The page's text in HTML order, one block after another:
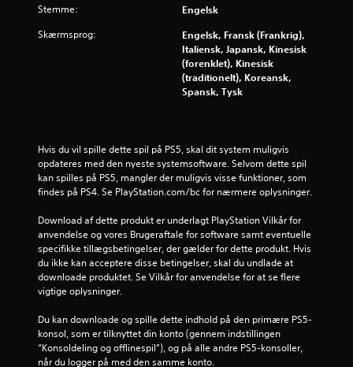
j
e
e
r
f
r
a
2
7
Stemme: Engelsk
Skærmsprog:
Engelsk, Fransk (Frankrig),
Italiensk, Japansk, Kinesisk
(forenklet), Kinesisk
(traditionelt), Koreansk,
Spansk, Tysk
Hvis du vil spille dette spil på PS5, skal dit system muligvis
opdateres med den nyeste systemsoftware. Selvom dette spil
kan spilles på PS5, mangler der muligvis visse funktioner, som
findes på PS4. Se PlayStation.com/bc for nærmere oplysninger.
Download af dette produkt er underlagt PlayStation Vilkår for
anvendelse og vores Brugeraftale for software samt eventuelle
specifikke tillægsbetingelser, der gælder for dette produkt. Hvis
du ikke kan acceptere disse betingelser, skal du undlade at
downloade produktet. Se Vilkår for anvendelse for at se flere
vigtige oplysninger.
Du kan downloade og spille dette indhold på den primære PS5-
konsol, som er tilknyttet din konto (gennem indstillingen
“Konsoldeling og offlinespil”), og på alle andre PS5-konsoller,
når du logger på med den samme konto.